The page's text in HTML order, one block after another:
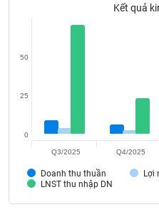
Kết quả
Doanh thu thuần
Lợi
LNST thu nhập DN
0
25
50
Q3/2025 Q4/2025
Tin
Bài
viết
tác